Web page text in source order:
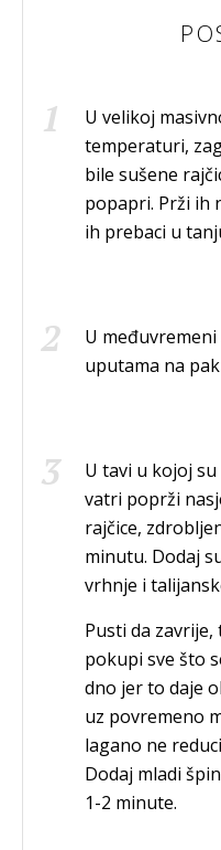
U velikoj
temperaturi,
bile sušene
popapri. Prži ih
ih prebaci u
U
uputama na
U tavi u kojoj
vatri poprži
rajčice,
minutu. Dodaj
vrhnje i
Pusti da
pokupi sve što
dno jer to daje
uz povremeno
lagano ne
Dodaj mladi
1-2 minute.